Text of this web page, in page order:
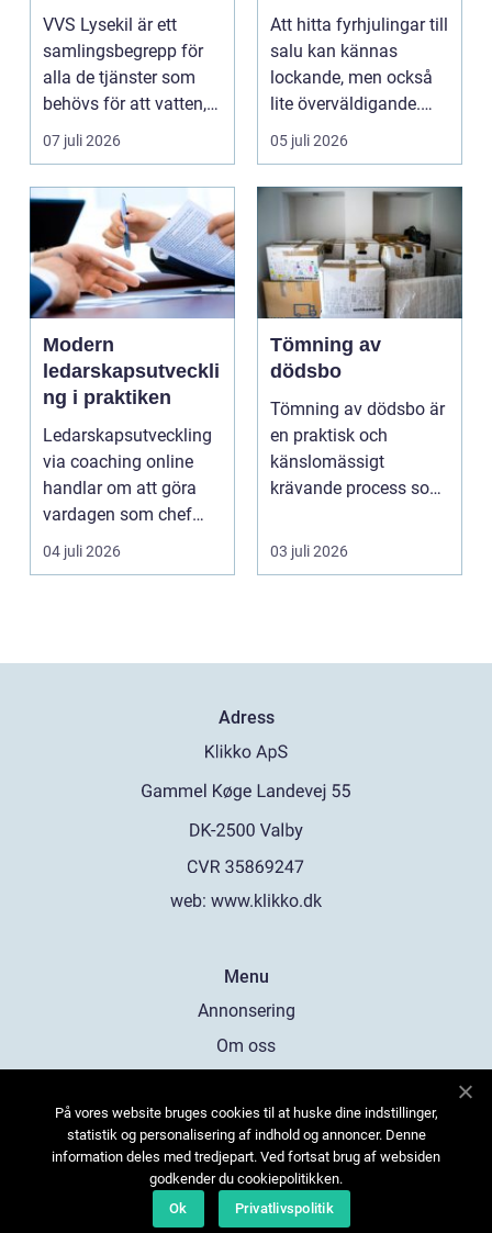
VVS Lysekil är ett
samlingsbegrepp för
alla de tjänster som
behövs för att vatten,
värme och avlopp ...
07 juli 2026
köp
Att hitta fyrhjulingar till
salu kan kännas
lockande, men också
lite överväldigande.
Utbudet är stor...
05 juli 2026
Modern
ledarskapsutveckli
ng i praktiken
Ledarskapsutveckling
via coaching online
handlar om att göra
vardagen som chef
både mer h...
04 juli 2026
Tömning av
dödsbo
Tömning av dödsbo är
en praktisk och
känslomässigt
krävande process som
gång ell...
03 juli 2026
Adress
web: www.klikko.dk
Menu
Annonsering
Om oss
Kontakta oss
Sitemap
På vores website bruges cookies til at huske dine indstillinger,
statistik og personalisering af indhold og annoncer. Denne
information deles med tredjepart. Ved fortsat brug af websiden
godkender du cookiepolitikken.
Ok
Privatlivspolitik